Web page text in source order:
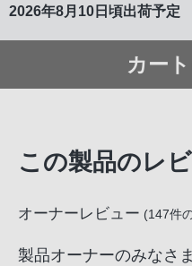
2026年8月10日頃出荷予定
カー
この製品のレ
オーナーレビュー (147件
製品オーナーのみなさ